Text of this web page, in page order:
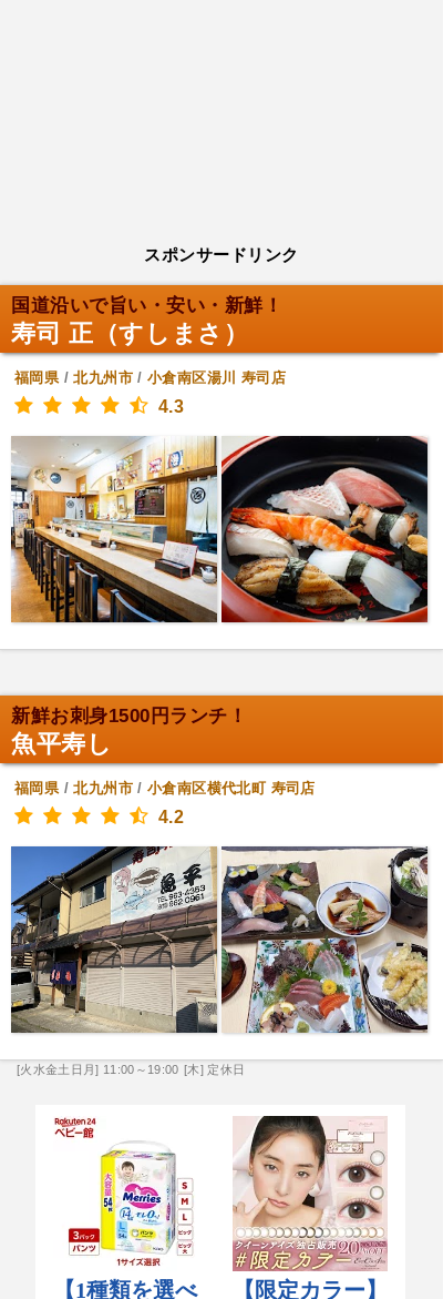
スポンサードリンク
国道沿いで旨い・安い・新鮮！
寿司 正（すしまさ）
福岡県/北九州市/小倉南区湯川 寿司店
4.3
新鮮お刺身1500円ランチ！
魚平寿し
福岡県/北九州市/小倉南区横代北町 寿司店
4.2
[火水金土日月] 11:00～19:00 [木] 定休日